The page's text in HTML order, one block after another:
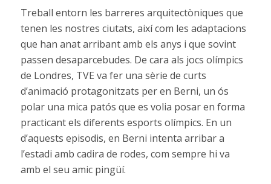
Treball entorn les barreres arquitectòniques que
tenen les nostres ciutats, així com les adaptacions
que han anat arribant amb els anys i que sovint
passen desaparcebudes. De cara als jocs olímpics
de Londres, TVE va fer una sèrie de curts
d’animació protagonitzats per en Berni, un ós
polar una mica patós que es volia posar en forma
practicant els diferents esports olímpics. En un
d’aquests episodis, en Berni intenta arribar a
l’estadi amb cadira de rodes, com sempre hi va
amb el seu amic pingüí.